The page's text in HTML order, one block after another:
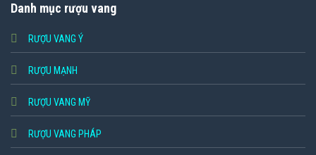
Danh mục rượu vang
RƯỢU VANG Ý
RƯỢU MẠNH
RƯỢU VANG MỸ
RƯỢU VANG PHÁP